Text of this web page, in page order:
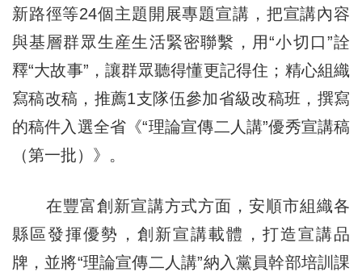
新路徑等24個主題開展專題宣講，把宣講內容
與基層群眾生産生活緊密聯繫，用“小切口”詮
釋“大故事”，讓群眾聽得懂更記得住；精心組織
寫稿改稿，推薦1支隊伍參加省級改稿班，撰寫
的稿件入選全省《“理論宣傳二人講”優秀宣講稿
（第一批）》。
在豐富創新宣講方式方面，安順市組織各
縣區發揮優勢，創新宣講載體，打造宣講品
牌，並將“理論宣傳二人講”納入黨員幹部培訓課